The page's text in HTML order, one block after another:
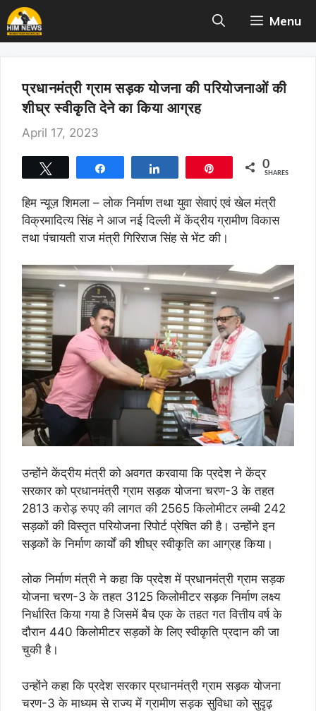
Skip
to
content
Menu
प्रधानमंत्री ग्राम सड़क योजना की परियोजनाओं की
शीघ्र स्वीकृति देने का किया आग्रह
April 17, 2023
0
SHARES
हिम न्यूज़ शिमला – लोक निर्माण तथा युवा सेवाएं एवं खेल मंत्री
विक्रमादित्य सिंह ने आज नई दिल्ली में केंद्रीय ग्रामीण विकास
तथा पंचायती राज मंत्री गिरिराज सिंह से भेंट की।
उन्होंने केंद्रीय मंत्री को अवगत करवाया कि प्रदेश ने केंद्र
सरकार को प्रधानमंत्री ग्राम सड़क योजना चरण-3 के तहत
2813 करोड़ रुपए की लागत की 2565 किलोमीटर लम्बी 242
सड़कों की विस्तृत परियोजना रिपोर्ट प्रेषित की है। उन्होंने इन
सड़कों के निर्माण कार्यों की शीघ्र स्वीकृति का आग्रह किया।
लोक निर्माण मंत्री ने कहा कि प्रदेश में प्रधानमंत्री ग्राम सड़क
योजना चरण-3 के तहत 3125 किलोमीटर सड़क निर्माण लक्ष्य
निर्धारित किया गया है जिसमें बैच एक के तहत गत वित्तीय वर्ष के
दौरान 440 किलोमीटर सड़कों के लिए स्वीकृति प्रदान की जा
चुकी है।
उन्होंने कहा कि प्रदेश सरकार प्रधानमंत्री ग्राम सड़क योजना
चरण-3 के माध्यम से राज्य में ग्रामीण सड़क सुविधा को सुदृढ़